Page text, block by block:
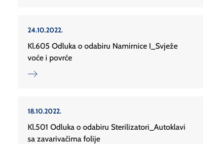
24.10.2022.
Kl.605 Odluka o odabiru Namirnice I_Svježe
voće i povrće
18.10.2022.
Kl.501 Odluka o odabiru Sterilizatori_Autoklavi
sa zavarivačima folije